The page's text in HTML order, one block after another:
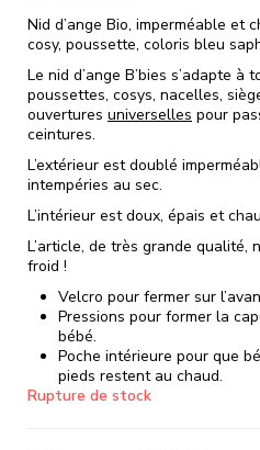
Nid d’ange Bio, imperméable et
cosy, poussette, coloris bleu
Le nid d’ange B’bies s’adapte à
poussettes, cosys, nacelles,
ouvertures universelles pour
ceintures.
L’extérieur est doublé
intempéries au sec.
L’intérieur est doux, épais et
L’article, de très grande qualité,
froid !
Velcro pour fermer sur
Pressions pour former la
bébé.
Poche intérieure pour que
pieds restent au chaud.
Rupture de stock